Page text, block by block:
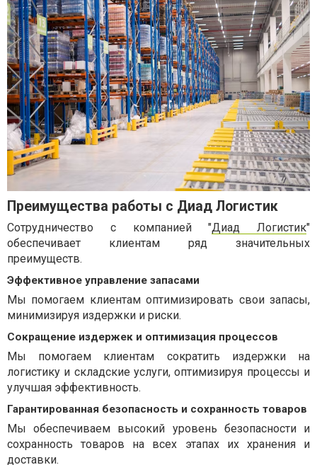
Преимущества работы с Диад Логистик
Сотрудничество с компанией "Диад Логистик"
обеспечивает клиентам ряд значительных
преимуществ.
Эффективное управление запасами
Мы помогаем клиентам оптимизировать свои запасы,
минимизируя издержки и риски.
Сокращение издержек и оптимизация процессов
Мы помогаем клиентам сократить издержки на
логистику и складские услуги, оптимизируя процессы и
улучшая эффективность.
Гарантированная безопасность и сохранность товаров
Мы обеспечиваем высокий уровень безопасности и
сохранность товаров на всех этапах их хранения и
доставки.